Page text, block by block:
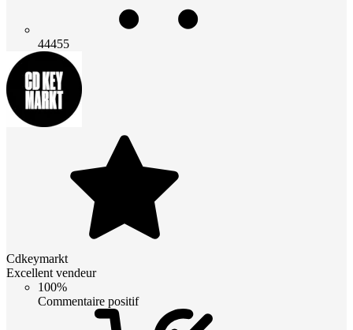
44455
Cdkeymarkt
Excellent vendeur
100%
Commentaire positif